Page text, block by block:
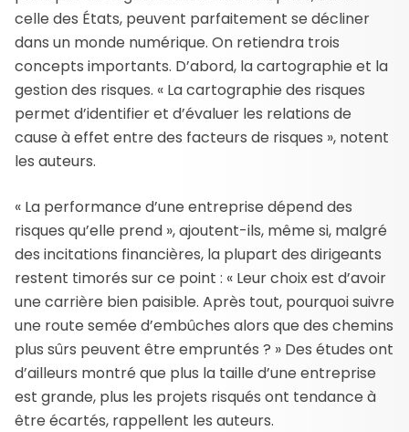
celle des États, peuvent parfaitement se décliner
dans un monde numérique. On retiendra trois
concepts importants. D’abord, la cartographie et la
gestion des risques. « La cartographie des risques
permet d’identifier et d’évaluer les relations de
cause à effet entre des facteurs de risques », notent
les auteurs.
« La performance d’une entreprise dépend des
risques qu’elle prend », ajoutent-ils, même si, malgré
des incitations financières, la plupart des dirigeants
restent timorés sur ce point : « Leur choix est d’avoir
une carrière bien paisible. Après tout, pourquoi suivre
une route semée d’embûches alors que des chemins
plus sûrs peuvent être empruntés ? » Des études ont
d’ailleurs montré que plus la taille d’une entreprise
est grande, plus les projets risqués ont tendance à
être écartés, rappellent les auteurs.